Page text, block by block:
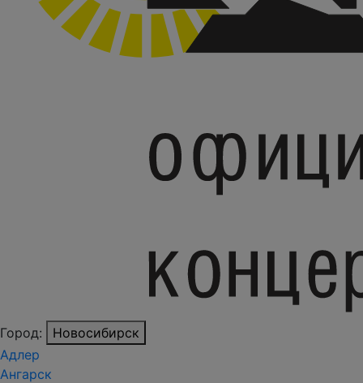
Город:
Новосибирск
Адлер
Ангарск